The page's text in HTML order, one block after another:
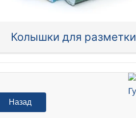
Колышки для разметки
Назад